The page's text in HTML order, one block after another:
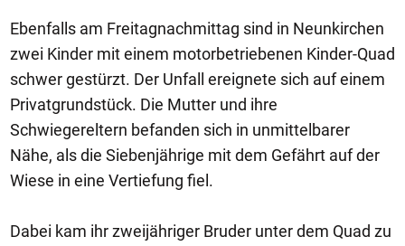
Ebenfalls am Freitagnachmittag sind in Neunkirchen
zwei Kinder mit einem motorbetriebenen Kinder-Quad
schwer gestürzt. Der Unfall ereignete sich auf einem
Privatgrundstück. Die Mutter und ihre
Schwiegereltern befanden sich in unmittelbarer
Nähe, als die Siebenjährige mit dem Gefährt auf der
Wiese in eine Vertiefung fiel.
Dabei kam ihr zweijähriger Bruder unter dem Quad zu